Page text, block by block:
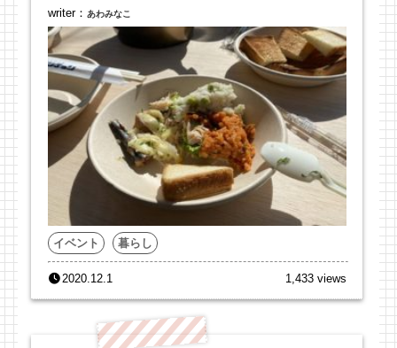
writer： あわみなこ
イベント 暮らし
2020.12.1 1,433 views